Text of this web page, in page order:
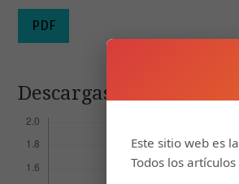
PDF
Descargas
Este sitio web es
Todos los